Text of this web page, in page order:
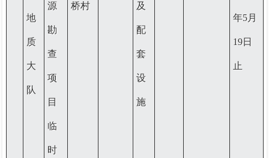
地
质
大
队
源
勘
查
项
目
临
时
桥村 及
配
套
设
施
年5月
19日
止